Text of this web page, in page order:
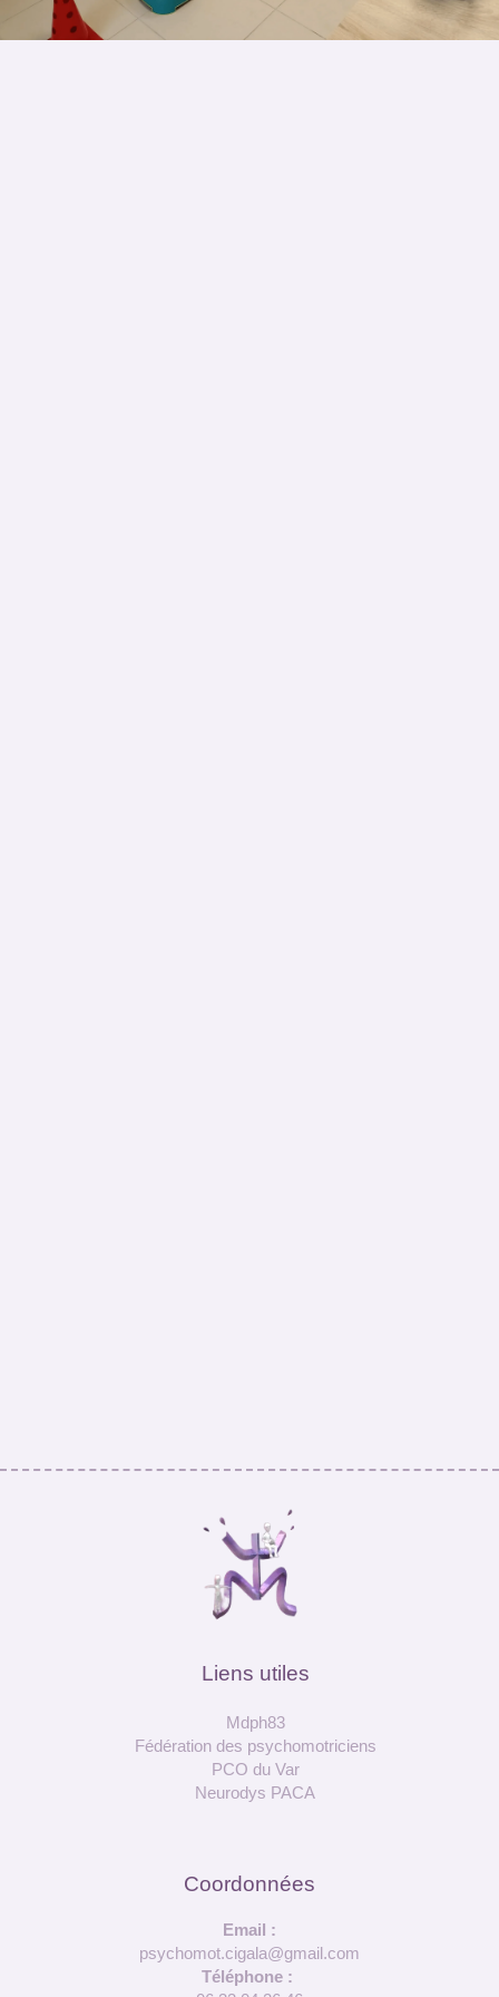
Liens utiles
Mdph83
Fédération des psychomotriciens
PCO du Var
Neurodys PACA
Coordonnées
Email :
psychomot.cigala@gmail.com
Téléphone :